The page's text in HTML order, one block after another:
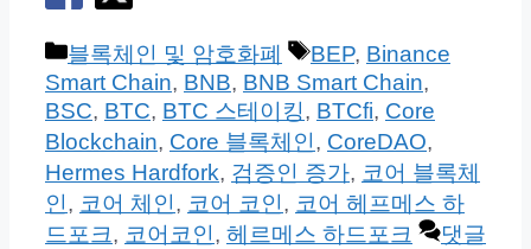
카
테
고
리
블록체인 및 암호화폐
태
그
BEP, Binance
Smart Chain, BNB, BNB Smart Chain,
BSC, BTC, BTC 스테이킹, BTCfi, Core
Blockchain, Core 블록체인, CoreDAO,
Hermes Hardfork, 검증인 증가, 코어 블록체
인, 코어 체인, 코어 코인, 코어 헤프메스 하
드포크, 코어코인, 헤르메스 하드포크 댓글